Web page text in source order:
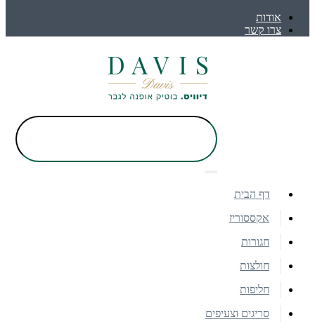
אודות
צרו קשר
דף הבית
אקססוריז
חגורות
חולצות
חליפות
סריגים וצעיפים